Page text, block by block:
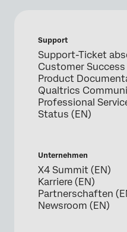
Support
Support-Ticket
Customer
Product
Qualtrics
Professional
Status (EN)
Unternehmen
X4 Summit (EN)
Karriere (EN)
Partnerschaften
Newsroom (EN)